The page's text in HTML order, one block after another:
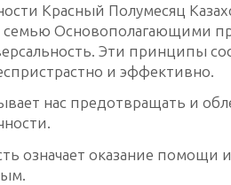
Красный Полумесяц
семью Основополагающими
Эти принципы
и эффективно.
нас предотвращать и
означает оказание